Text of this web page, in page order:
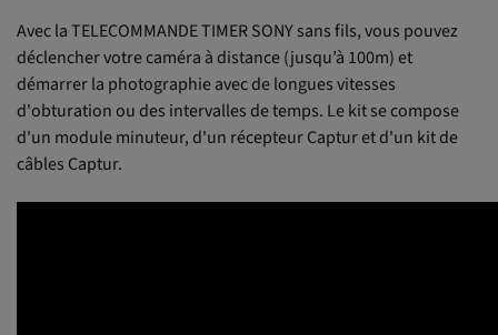
Avec la TELECOMMANDE TIMER SONY sans fils, vous pouvez
déclencher votre caméra à distance (jusqu’à 100m) et
démarrer la photographie avec de longues vitesses
d'obturation ou des intervalles de temps. Le kit se compose
d'un module minuteur, d'un récepteur Captur et d'un kit de
câbles Captur.